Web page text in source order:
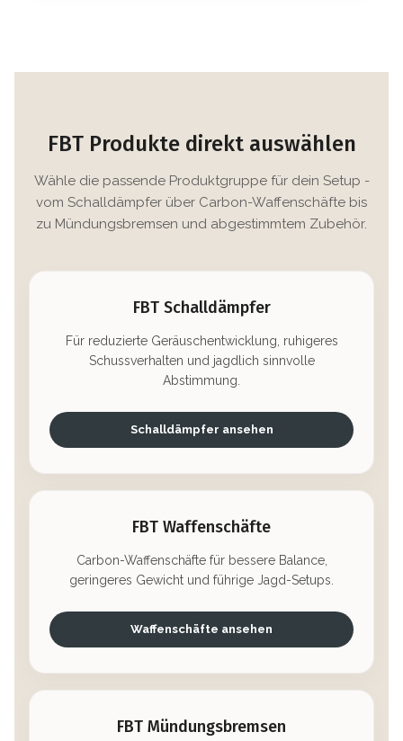
FBT Produkte direkt auswählen
Wähle die passende Produktgruppe für dein Setup -
vom Schalldämpfer über Carbon-Waffenschäfte bis
zu Mündungsbremsen und abgestimmtem Zubehör.
FBT Schalldämpfer
Für reduzierte Geräuschentwicklung, ruhigeres
Schussverhalten und jagdlich sinnvolle
Abstimmung.
Schalldämpfer ansehen
FBT Waffenschäfte
Carbon-Waffenschäfte für bessere Balance,
geringeres Gewicht und führige Jagd-Setups.
Waffenschäfte ansehen
FBT Mündungsbremsen